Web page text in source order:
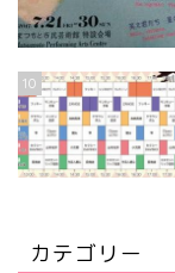
10
カテゴリー